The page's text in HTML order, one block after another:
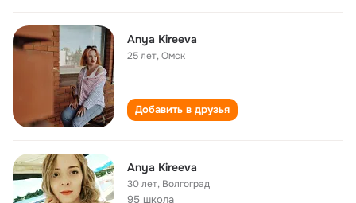
Anya Kireeva
25 лет,Омск
Добавить в друзья
Anya Kireeva
30 лет, Волгоград
95 школа